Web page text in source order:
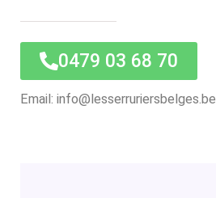
0479 03 68 70
Email: info@lesserruriersbelges.be